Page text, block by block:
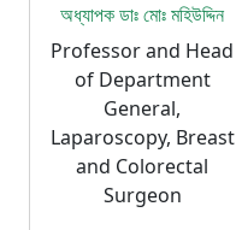
অধ্যাপক ডাঃ মোঃ মহিউদ্দিন
Professor and Head
of Department
General,
Laparoscopy, Breast
and Colorectal
Surgeon